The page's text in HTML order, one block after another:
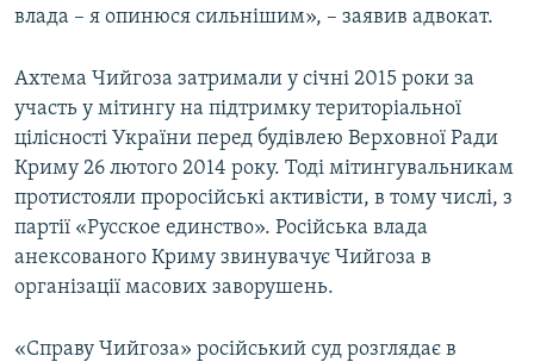
влада – я опинюся сильнішим», – заявив адвокат.
Ахтема Чийгоза затримали у січні 2015 роки за
участь у мітингу на підтримку територіальної
цілісності України перед будівлею Верховної Ради
Криму 26 лютого 2014 року. Тоді мітингувальникам
протистояли проросійські активісти, в тому числі, з
партії «Русское единство». Російська влада
анексованого Криму звинувачує Чийгоза в
організації масових заворушень.
«Справу Чийгоза» російський суд розглядає в